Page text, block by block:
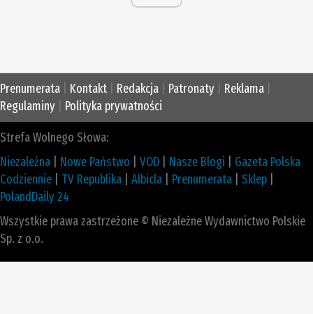
Prenumerata Kontakt Redakcja Patronaty Reklama
Regulaminy
Polityka prywatności
Strefa Wolnego Słowa:
Niezależna
Nowe Państwo VOD Nasze Blogi
Gazeta Polska
Codziennie
TV Republika Albicla Prenumerata Sklep
PolandDaily 24
Wszystkie prawa zastrzeżone © Niezależne Wydawnictwo Polskie
Sp. z o.o.